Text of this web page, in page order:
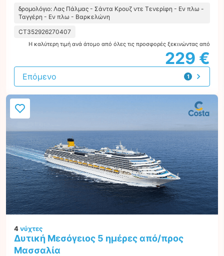
δρομολόγιο: Λας Πάλμας - Σάντα Κρουζ ντε Τενερίφη - Εν πλω -
Ταγγέρη - Εν πλω - Βαρκελώνη
CT352926270407
Η καλύτερη τιμή ανά άτομο από όλες τις προσφορές ξεκινώντας από
229 €
1
προσφορά
Επόμενο
4νύχτες
Δυτική Μεσόγειος 5 ημέρες από/προς
Μασσαλία